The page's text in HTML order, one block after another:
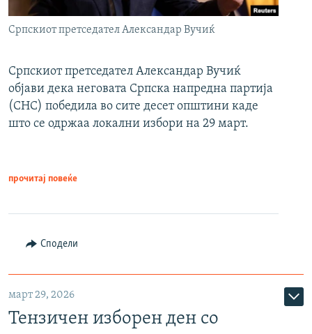
Српскиот претседател Александар Вучиќ
Српскиот претседател Александар Вучиќ
објави дека неговата Српска напредна партија
(СНС) победила во сите десет општини каде
што се одржаа локални избори на 29 март.
прочитај повеќе
Сподели
март 29, 2026
Тензичен изборен ден со